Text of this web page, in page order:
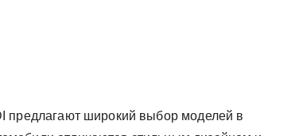
предлагают широкий выбор моделей в